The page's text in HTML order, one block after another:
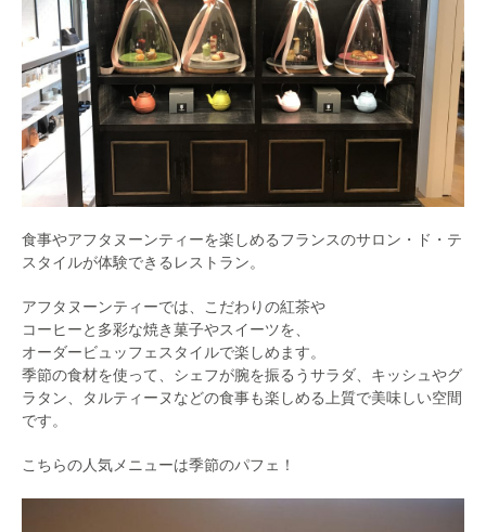
食事やアフタヌーンティーを楽しめるフランスのサロン・ド・テ
スタイルが体験できるレストラン。
アフタヌーンティーでは、こだわりの紅茶や
コーヒーと多彩な焼き菓子やスイーツを、
オーダービュッフェスタイルで楽しめます。
季節の食材を使って、シェフが腕を振るうサラダ、キッシュやグ
ラタン、タルティーヌなどの食事も楽しめる上質で美味しい空間
です。
こちらの人気メニューは季節のパフェ！